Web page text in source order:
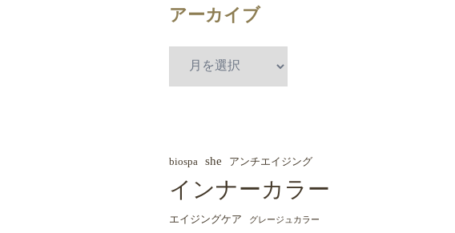
アーカイブ
biospa she アンチエイジング
インナーカラー
エイジングケア グレージュカラー